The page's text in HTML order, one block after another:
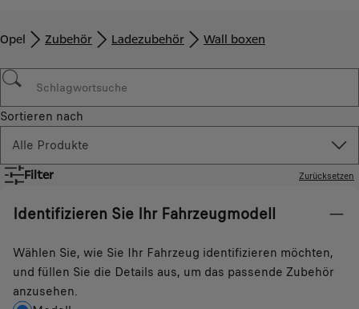
Opel Zubehör​ Ladezubehör Wall boxen
Sortieren nach
Alle Produkte
Filter Zurücksetzen
Identifizieren Sie Ihr Fahrzeugmodell
Wählen Sie, wie Sie Ihr Fahrzeug identifizieren möchten,
und füllen Sie die Details aus, um das passende Zubehör
anzusehen.